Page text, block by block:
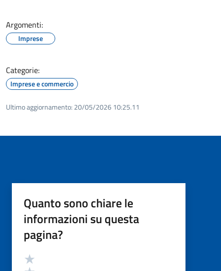
Argomenti:
Imprese
Categorie:
Imprese e commercio
Ultimo aggiornamento: 20/05/2026 10:25.11
Quanto sono chiare le
informazioni su questa
pagina?
Valutazione